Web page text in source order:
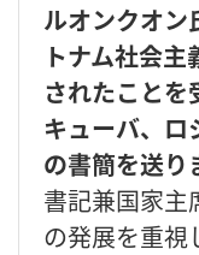
ルオンクオン
トナム社会
されたことを
キューバ、ロ
の書簡を送り
書記兼国家主
の発展を重視